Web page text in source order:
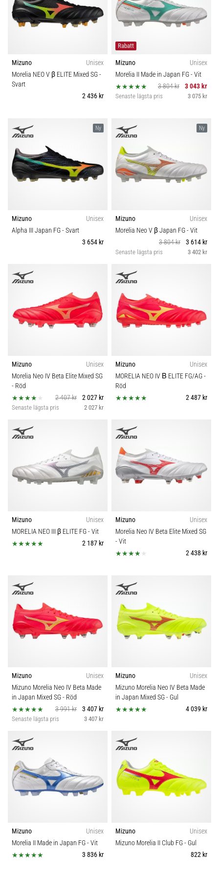
Teknologi
Typ av löpning
Vikt (g)
Mizuno
Unisex
Morelia NEO V β ELITE Mixed SG-
Svart
2 436 kr
Rabatt
Mizuno
Unisex
Morelia II Made in Japan FG- Vit
3 804 kr
3 043 kr
Senaste lägsta pris 3 075 kr
Ny
Mizuno
Unisex
Alpha III Japan FG- Svart
3 654 kr
Ny
Mizuno
Unisex
Morelia Neo V β Japan FG- Vit
3 804 kr
3 614 kr
Senaste lägsta pris 3 402 kr
Mizuno
Unisex
Morelia Neo IV Beta Elite Mixed SG
- Röd
2 407 kr
2 027 kr
Senaste lägsta pris 2 027 kr
Mizuno
Unisex
MORELIA NEO IV Β ELITE FG/AG-
Röd
2 487 kr
Mizuno
Unisex
MORELIA NEO III β ELITE FG- Vit
2 187 kr
Mizuno
Unisex
Morelia Neo IV Beta Elite Mixed SG
- Vit
2 438 kr
Mizuno
Unisex
Mizuno Morelia Neo IV Beta Made
in Japan Mixed SG- Röd
3 991 kr
3 407 kr
Senaste lägsta pris 3 407 kr
Mizuno
Unisex
Mizuno Morelia Neo IV Beta Made
in Japan Mixed SG- Gul
4 039 kr
Mizuno
Unisex
Morelia II Made in Japan FG- Vit
3 836 kr
Mizuno
Unisex
Mizuno Morelia II Club FG- Gul
822 kr